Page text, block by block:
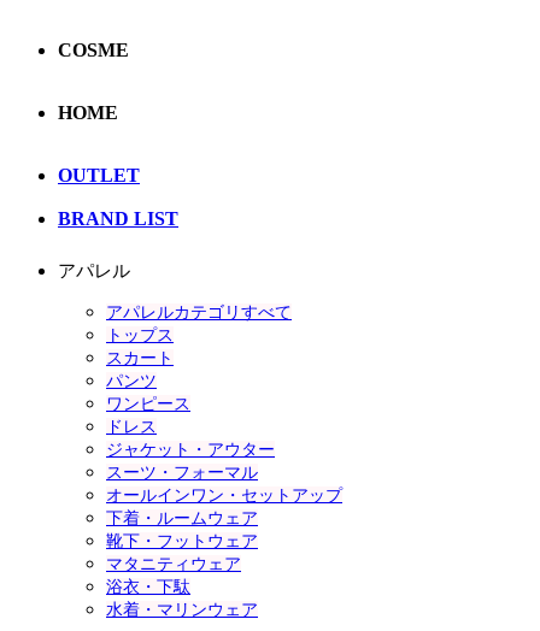
COSME
HOME
OUTLET
BRAND LIST
アパレル
アパレルカテゴリすべて
トップス
スカート
パンツ
ワンピース
ドレス
ジャケット・アウター
スーツ・フォーマル
オールインワン・セットアップ
下着・ルームウェア
靴下・フットウェア
マタニティウェア
浴衣・下駄
水着・マリンウェア